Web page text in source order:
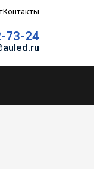
Контакты
73-24